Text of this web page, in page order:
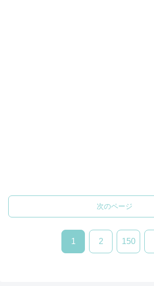
次のページ
1 2 150